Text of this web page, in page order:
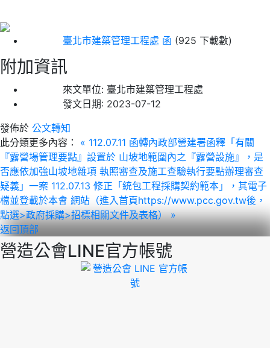
臺北市建築管理工程處 函 (925 下載數)
附加資訊
來文單位: 臺北市建築管理工程處
發文日期: 2023-07-12
發佈於 公文轉知
此分類更多內容：
« 112.07.11 函轉內政部營建署函釋「有關
『露營場管理要點』設置於 山坡地範圍內之『露營設施』，是
否應依加強山坡地雜項 執照審查及施工查驗執行要點辦理審查
疑義」一案 112.07.13 修正「統包工程採購契約範本」，其電子
檔並登載於本會 網站（進入首頁https://www.pcc.gov.tw後，
點選>政府採購>招標相關文件及表格） »
返回頂部
營造公會LINE官方帳號